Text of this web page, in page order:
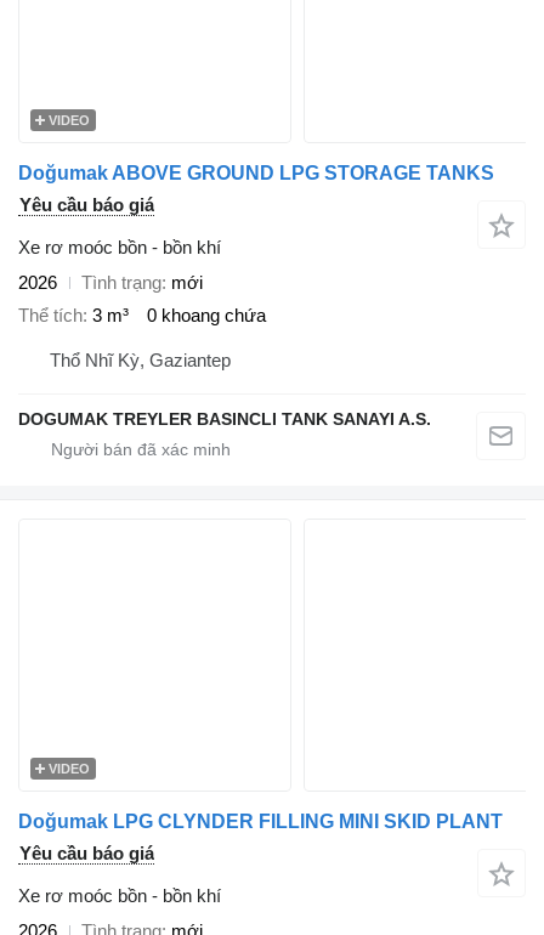
VIDEO
Doğumak ABOVE GROUND LPG STORAGE TANKS
Yêu cầu báo giá
Xe rơ moóc bồn - bồn khí
2026
Tình trạng mới
Thể tích 3 m³ 0 khoang chứa
Thổ Nhĩ Kỳ, Gaziantep
DOGUMAK TREYLER BASINCLI TANK SANAYI A.S.
VIDEO
Doğumak LPG CLYNDER FILLING MINI SKID PLANT
Yêu cầu báo giá
Xe rơ moóc bồn - bồn khí
2026
Tình trạng mới